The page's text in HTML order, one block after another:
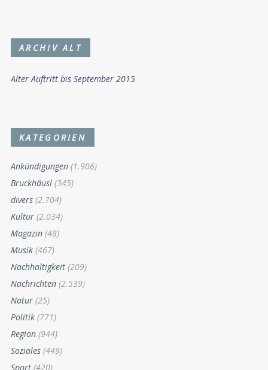
ARCHIV ALT
Alter Auftritt bis September 2015
KATEGORIEN
Ankündigungen (1.906)
Bruckhäusl (345)
divers (2.704)
Kultur (2.034)
Magazin (48)
Musik (467)
Nachhaltigkeit (209)
Nachrichten (2.539)
Natur (25)
Politik (771)
Region (944)
Soziales (449)
Sport (420)